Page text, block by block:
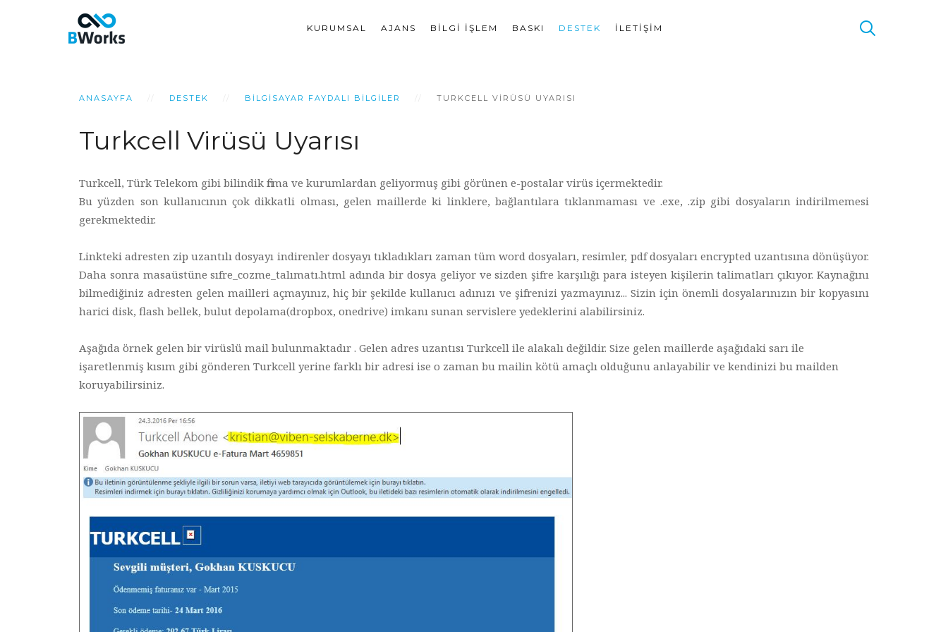
KURUMSAL AJANS BILGI İŞLEM BASKI DESTEK İLETIŞIM
ANASAYFA DESTEK BILGISAYAR FAYDALI BILGILER TURKCELL VIRÜSÜ UYARISI
Turkcell Virüsü Uyarısı
Turkcell, Türk Telekom gibi bilindik firma ve kurumlardan geliyormuş gibi görünen e-postalar virüs içermektedir.
Bu yüzden son kullanıcının çok dikkatli olması, gelen maillerde ki linklere, bağlantılara tıklanmaması ve .exe, .zip gibi dosyaların indirilmemesi
gerekmektedir.
Linkteki adresten zip uzantılı dosyayı indirenler dosyayı tıkladıkları zaman tüm word dosyaları, resimler, pdf dosyaları encrypted uzantısına dönüşüyor.
Daha sonra masaüstüne sıfre_cozme_talımatı.html adında bir dosya geliyor ve sizden şifre karşılığı para isteyen kişilerin talimatları çıkıyor. Kaynağını
bilmediğiniz adresten gelen mailleri açmayınız, hiç bir şekilde kullanıcı adınızı ve şifrenizi yazmayınız... Sizin için önemli dosyalarınızın bir kopyasını
harici disk, flash bellek, bulut depolama(dropbox, onedrive) imkanı sunan servislere yedeklerini alabilirsiniz.
Aşağıda örnek gelen bir virüslü mail bulunmaktadır . Gelen adres uzantısı Turkcell ile alakalı değildir. Size gelen maillerde aşağıdaki sarı ile
işaretlenmiş kısım gibi gönderen Turkcell yerine farklı bir adresi ise o zaman bu mailin kötü amaçlı olduğunu anlayabilir ve kendinizi bu mailden
koruyabilirsiniz.